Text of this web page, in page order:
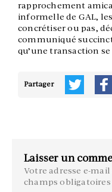
rapprochement
informelle de GAL,
concrétiser ou pas,
communiqué
qu’une transaction se
Partager
Laisser un
Votre adresse e-
champs